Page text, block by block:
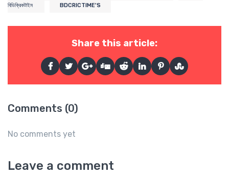
বিডিক্রিকটাইম
BDCRICTIME'S
Share this article:
Comments (0)
No comments yet
Leave a comment